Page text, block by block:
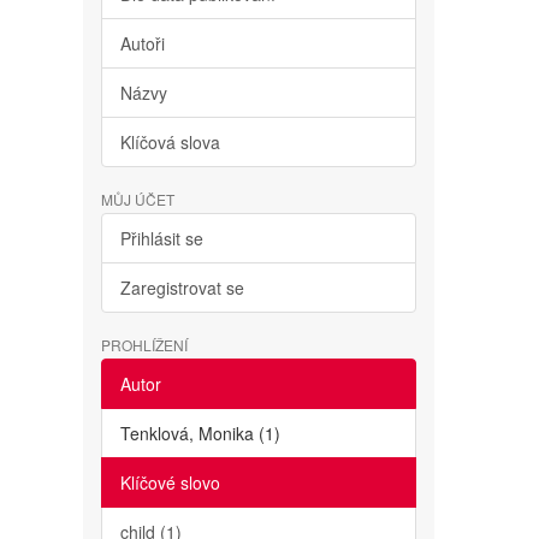
Autoři
Názvy
Klíčová slova
MŮJ ÚČET
Přihlásit se
Zaregistrovat se
PROHLÍŽENÍ
Autor
Tenklová, Monika (1)
Klíčové slovo
child (1)